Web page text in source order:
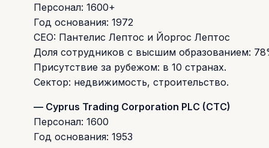
Персонал: 1600+
Год основания: 1972
CEO: Пантелис Лептос и Йоргос Лептос
Доля сотрудников с высшим образованием:
Присутствие за рубежом: в 10 странах.
Сектор: недвижимость, строительство.
— Cyprus Trading Corporation PLC (CTC)
Персонал: 1600
Год основания: 1953